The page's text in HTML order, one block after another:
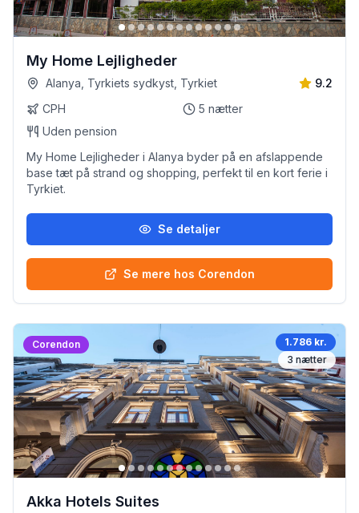
My Home Lejligheder
Alanya, Tyrkiets sydkyst, Tyrkiet
9.2
CPH
5 nætter
Uden pension
My Home Lejligheder i Alanya byder på en afslappende
base tæt på strand og shopping, perfekt til en kort ferie i
Tyrkiet.
Se detaljer
Se mere hos Corendon
Corendon
1.786 kr.
3 nætter
Akka Hotels Suites